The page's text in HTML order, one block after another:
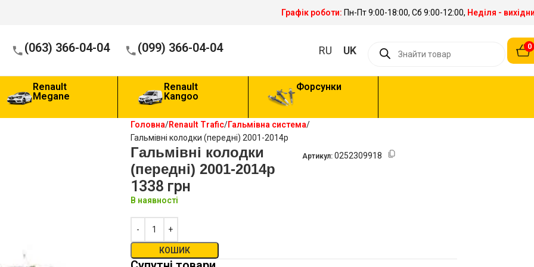
Графік роботи: Пн-Пт 9:00-18:00, Сб 9:00-12:00, Неділя -
(063) 366-04-04 (099) 366-04-04 RU UK 0
Renault
Megane
Renault
Kangoo
Форсунки
Головна Renault Trafic Гальмівна система
Гальмівні колодки (передні) 2001-2014р
Гальмівні колодки
(передні) 2001-2014р
Артикул: 0252309918
1338 грн
В наявності
КОШИК